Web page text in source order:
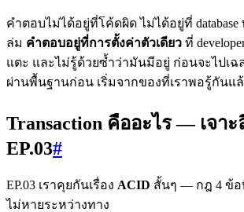
คำตอบไม่ได้อยู่ที่โค้ดผิด ไม่ได้อยู่ที่ database
ล่ม คำตอบอยู่ที่การตั้งค่าตัวเดียว ที่
แตะ และไม่รู้ด้วยซ้ำว่ามันมีอยู่ ก่อนจะไปเ
ผ่านพื้นฐานก่อน เริ่มจากของที่เราพอรู้กันแล้
Transaction คืออะไร — เจา
EP.03#
EP.03 เราคุยกันเรื่อง ACID สั้นๆ — กฎ 4 ข้อ
ไม่หายระหว่างทาง